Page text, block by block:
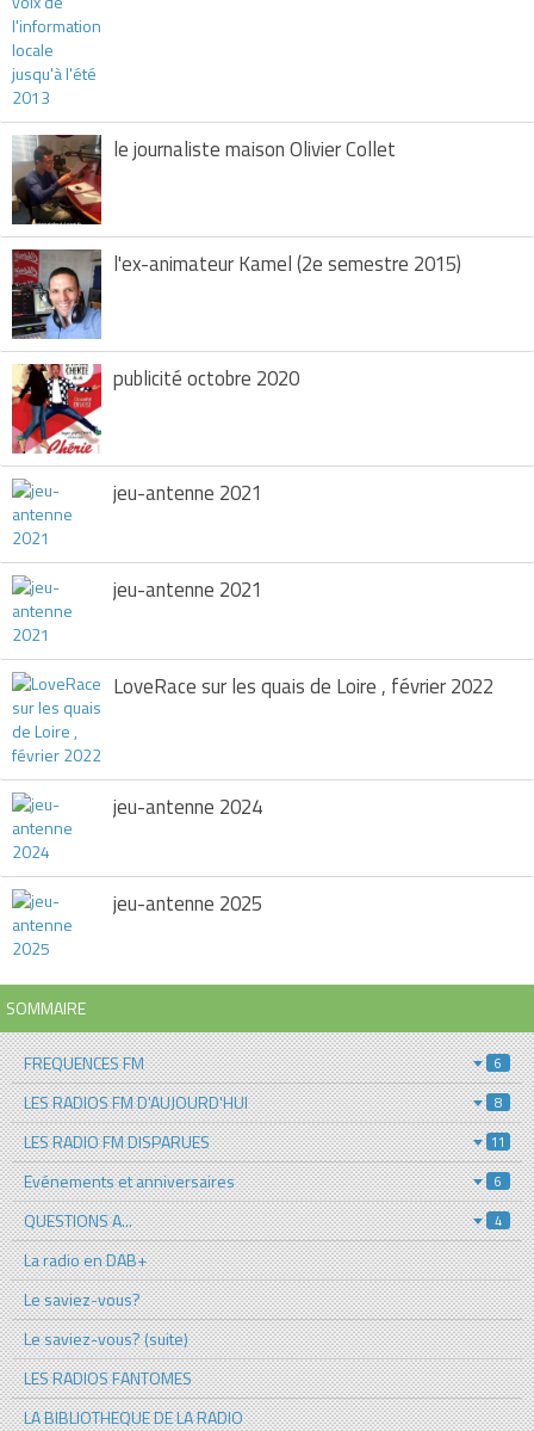
le journaliste maison Olivier Collet
l'ex-animateur Kamel (2e semestre 2015)
publicité octobre 2020
jeu-antenne 2021
jeu-antenne 2021
LoveRace sur les quais de Loire , février 2022
jeu-antenne 2024
jeu-antenne 2025
SOMMAIRE
FREQUENCES FM 6
LES RADIOS FM D'AUJOURD'HUI 8
LES RADIO FM DISPARUES 11
Evénements et anniversaires 6
QUESTIONS A... 4
La radio en DAB+
Le saviez-vous?
Le saviez-vous? (suite)
LES RADIOS FANTOMES
LA BIBLIOTHEQUE DE LA RADIO